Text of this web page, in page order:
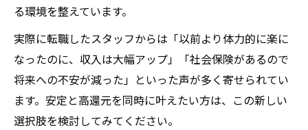
る環境を整えています。
実際に転職したスタッフからは「以前より体力的に楽に
なったのに、収入は大幅アップ」「社会保険があるので
将来への不安が減った」といった声が多く寄せられてい
ます。安定と高還元を同時に叶えたい方は、この新しい
選択肢を検討してみてください。